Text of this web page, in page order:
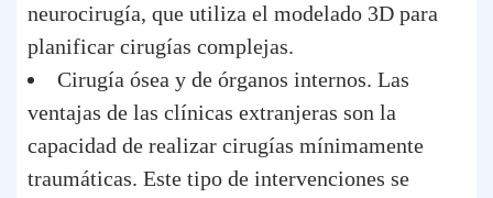
neurocirugía, que utiliza el modelado 3D para
planificar cirugías complejas.
Cirugía ósea y de órganos internos. Las
ventajas de las clínicas extranjeras son la
capacidad de realizar cirugías mínimamente
traumáticas. Este tipo de intervenciones se